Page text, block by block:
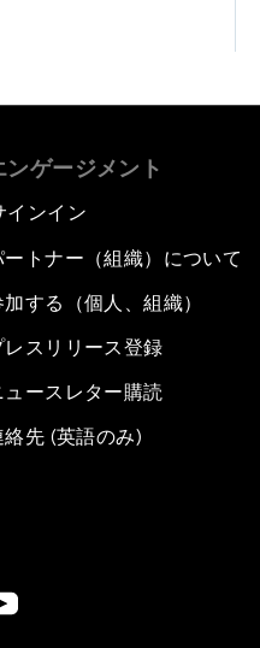
ンゲージメント
インイン
ートナー（組織）について
加する（個人、組織）
レスリリース登録
ュースレター購読
絡先 (英語のみ)